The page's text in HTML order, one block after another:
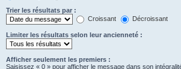
Trier les résultats par :
Croissant
Décroissant
Limiter les résultats selon leur ancienneté :
Afficher seulement les premiers :
Saisissez « 0 » pour afficher le message dans son